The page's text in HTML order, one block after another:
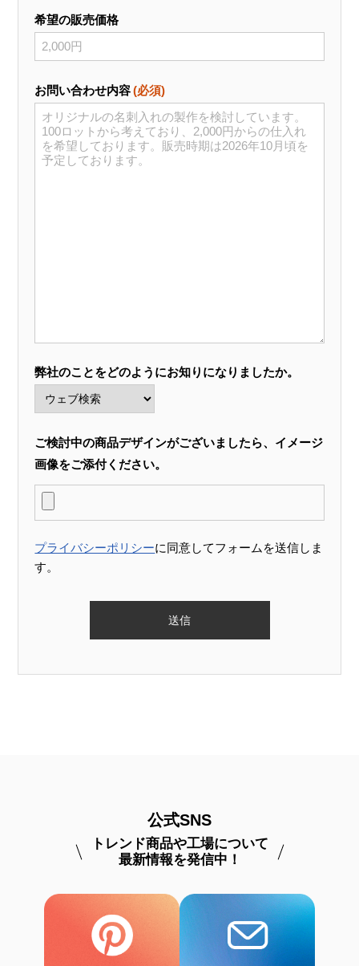
希望の販売価格
お問い合わせ内容 (必須)
弊社のことをどのようにお知りになりましたか。
ご検討中の商品デザインがございましたら、イメージ
画像をご添付ください。
プライバシーポリシーに同意してフォームを送信しま
す。
公式SNS
トレンド商品や工場について
最新情報を発信中！